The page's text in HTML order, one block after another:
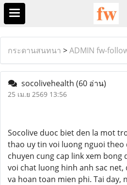
กระดานสนทนา >ADMIN fw-
socolivehealth (60 อ่าน)
25 เม.ย 2569 13:56
Socolive duoc biet den la mot
thao uy tin voi luong nguoi theo
chuyen cung cap link xem bong
voi chat luong hinh anh sac
va hoan toan mien phi. Tai day,